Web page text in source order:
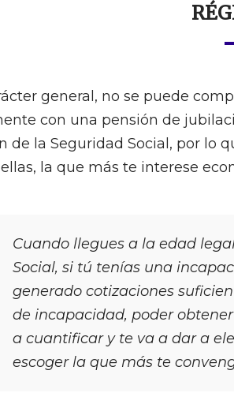
general, no se puede
con una pensión de
de la Seguridad Social, por lo
la que más te interese
Cuando llegues a la edad
Social, si tú tenías una
generado cotizaciones
de incapacidad, poder
a cuantificar y te va a dar a
escoger la que más te